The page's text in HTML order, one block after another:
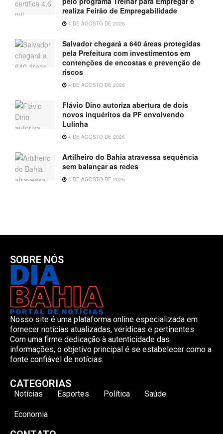
realiza Feirão de Empregabilidade
4 DE AGOSTO DE 2026
Salvador chegará a 640 áreas protegidas
pela Prefeitura com investimentos em
contenções de encostas e prevenção de
riscos
4 DE AGOSTO DE 2026
Flávio Dino autoriza abertura de dois
novos inquéritos da PF envolvendo
Lulinha
4 DE AGOSTO DE 2026
Artilheiro do Bahia atravessa sequência
sem balançar as redes
4 DE AGOSTO DE 2026
SOBRE NÓS
Nosso site é uma plataforma online especializada em
fornecer notícias atualizadas, verídicas e pertinentes.
Com uma firme dedicação à autenticidade das
informações, o objetivo principal é se estabelecer como a
fonte confiável de notícias.
CATEGORIAS
Notícias Esportes Política Saúde
Economia